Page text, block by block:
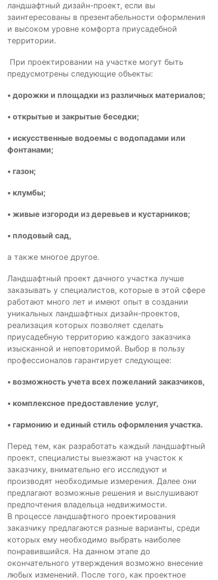
ландшафтный дизайн-проект, если вы
заинтересованы в презентабельности оформления
и высоком уровне комфорта приусадебной
территории.
При проектировании на участке могут быть
предусмотрены следующие объекты:
• дорожки и площадки из различных материалов;
• открытые и закрытые беседки;
• искусственные водоемы с водопадами или
фонтанами;
• газон;
• клумбы;
• живые изгороди из деревьев и кустарников;
• плодовый сад,
а также многое другое.
Ландшафтный проект дачного участка лучше
заказывать у специалистов, которые в этой сфере
работают много лет и имеют опыт в создании
уникальных ландшафтных дизайн-проектов,
реализация которых позволяет сделать
приусадебную территорию каждого заказчика
изысканной и неповторимой. Выбор в пользу
профессионалов гарантирует следующее:
• возможность учета всех пожеланий заказчиков,
• комплексное предоставление услуг,
• гармонию и единый стиль оформления участка.
Перед тем, как разработать каждый ландшафтный
проект, специалисты выезжают на участок к
заказчику, внимательно его исследуют и
производят необходимые измерения. Далее они
предлагают возможные решения и выслушивают
предпочтения владельца недвижимости.
В процессе ландшафтного проектирования
заказчику предлагаются разные варианты, среди
которых ему необходимо выбрать наиболее
понравившийся. На данном этапе до
окончательного утверждения возможно внесение
любых изменений. После того, как проектное